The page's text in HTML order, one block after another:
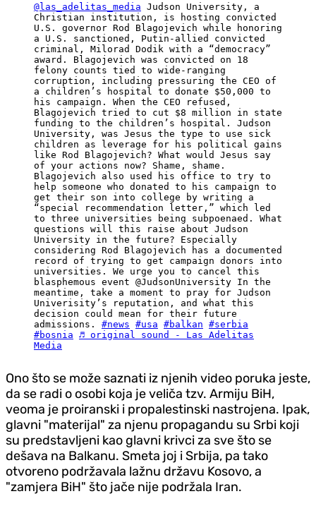
@las_adelitas_media Judson University, a
Christian institution, is hosting convicted
U.S. governor Rod Blagojevich while honoring
a U.S. sanctioned, Putin-allied convicted
criminal, Milorad Dodik with a “democracy”
award. Blagojevich was convicted on 18
felony counts tied to wide-ranging
corruption, including pressuring the CEO of
a children’s hospital to donate $50,000 to
his campaign. When the CEO refused,
Blagojevich tried to cut $8 million in state
funding to the children’s hospital. Judson
University, was Jesus the type to use sick
children as leverage for his political gains
like Rod Blagojevich? What would Jesus say
of your actions now? Shame, shame.
Blagojevich also used his office to try to
help someone who donated to his campaign to
get their son into college by writing a
“special recommendation letter,” which led
to three universities being subpoenaed. What
questions will this raise about Judson
University in the future? Especially
considering Rod Blagojevich has a documented
record of trying to get campaign donors into
universities. We urge you to cancel this
blasphemous event @JudsonUniversity In the
meantime, take a moment to pray for Judson
Univerisity’s reputation, and what this
decision could mean for their future
admissions. #news #usa #balkan #serbia
#bosnia ♬ original sound - Las Adelitas
Media
Ono što se može saznati iz njenih video poruka jeste,
da se radi o osobi koja je veliča tzv. Armiju BiH,
veoma je proiranski i propalestinski nastrojena. Ipak,
glavni "materijal" za njenu propagandu su Srbi koji
su predstavljeni kao glavni krivci za sve što se
dešava na Balkanu. Smeta joj i Srbija, pa tako
otvoreno podržavala lažnu državu Kosovo, a
"zamjera BiH" što jače nije podržala Iran.